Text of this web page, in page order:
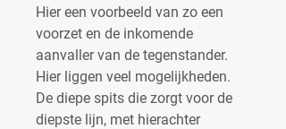
Hier een voorbeeld van zo een
voorzet en de inkomende
aanvaller van de tegenstander.
Hier liggen veel mogelijkheden.
De diepe spits die zorgt voor de
diepste lijn, met hierachter